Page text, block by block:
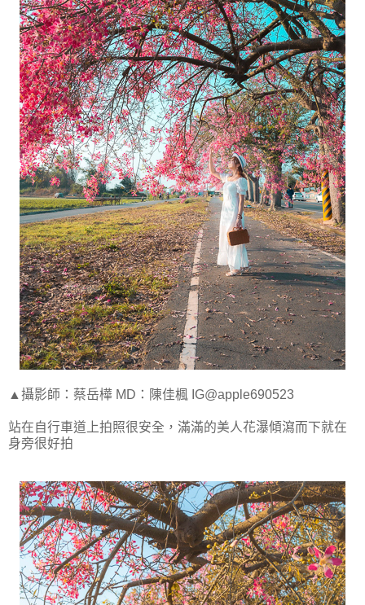
▲攝影師：蔡岳樺 MD：陳佳楓 IG@apple690523
站在自行車道上拍照很安全，滿滿的美人花瀑傾瀉而下就在
身旁很好拍